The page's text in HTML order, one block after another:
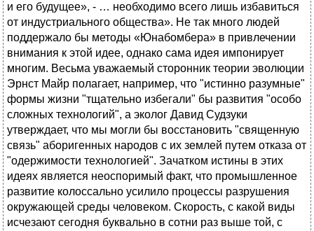
и его будущее», - … необходимо всего лишь избавиться
от индустриального общества». Не так много людей
поддержало бы методы «Юнабомбера» в привлечении
внимания к этой идее, однако сама идея импонирует
многим. Весьма уважаемый сторонник теории эволюции
Эрнст Майр полагает, например, что "истинно разумные"
формы жизни "тщательно избегали" бы развития "особо
сложных технологий", а эколог Давид Судзуки
утверждает, что мы могли бы восстановить "священную
связь" аборигенных народов с их землей путем отказа от
"одержимости технологией". Зачатком истины в этих
идеях является неоспоримый факт, что промышленное
развитие колоссально усилило процессы разрушения
окружающей среды человеком. Скорость, с какой виды
исчезают сегодня буквально в сотни раз выше той, с